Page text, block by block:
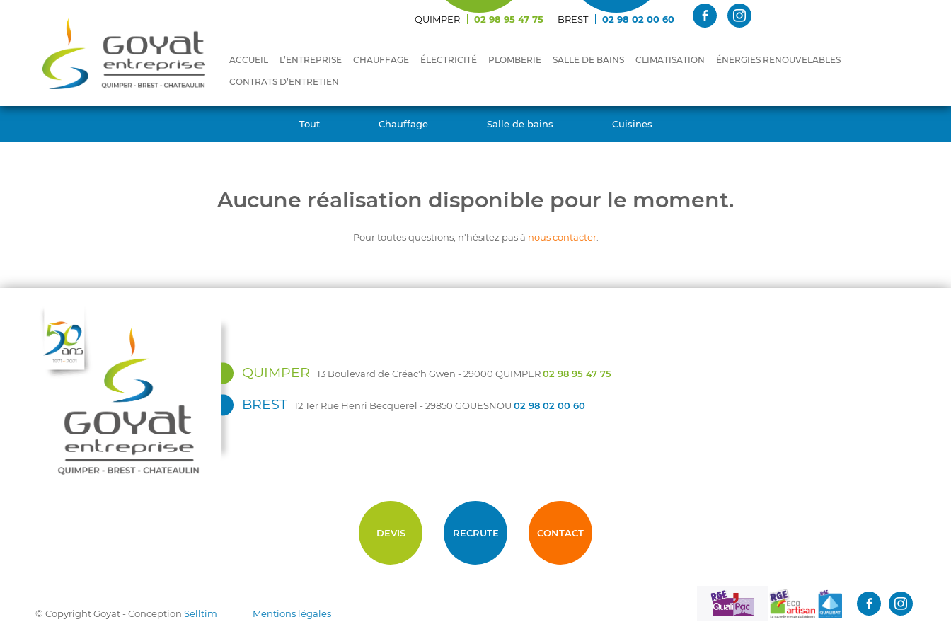
ACCUEIL L’ENTREPRISE CHAUFFAGE ÉLECTRICITÉ PLOMBERIE SALLE DE BAINS CLIMATISATION ÉNERGIES RENOUVELABLES
CONTRATS D’ENTRETIEN
QUIMPER 02 98 95 47 75 BREST 02 98 02 00 60 FACEBOOK-INSTAGRAM
Tout Chauffage Salle de bains Cuisines
Aucune réalisation disponible pour le moment.
Pour toutes questions, n'hésitez pas à nous contacter.
QUIMPER 13 Boulevard de Créac'h Gwen - 29000 QUIMPER02 98 95 47 75
BREST 12 Ter Rue Henri Becquerel - 29850 GOUESNOU 02 98 02 00 60
DEVIS RECRUTE CONTACT
© Copyright Goyat - Conception Selltim Mentions légales
facebook-
alt
instagram